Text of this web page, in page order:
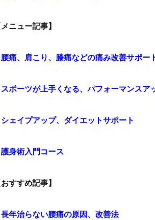
メニュー記事】
腰痛、肩こり、膝痛などの痛み改善サポー
スポーツが上手くなる、パフォーマンスア
シェイプアップ、ダイエットサポート
護身術入門コース
おすすめ記事】
長年治らない腰痛の原因、改善法